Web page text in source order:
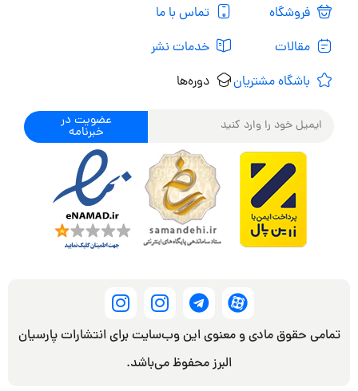
فروشگاه
مقالات
باشگاه مشتریان
تماس با ما
خدمات نشر
دوره‌ها
عضویت در
خبرنامه
تمامی حقوق مادی و معنوی این وب‌سایت برای انتشارات پارسیان
البرز محفوظ می‌باشد.